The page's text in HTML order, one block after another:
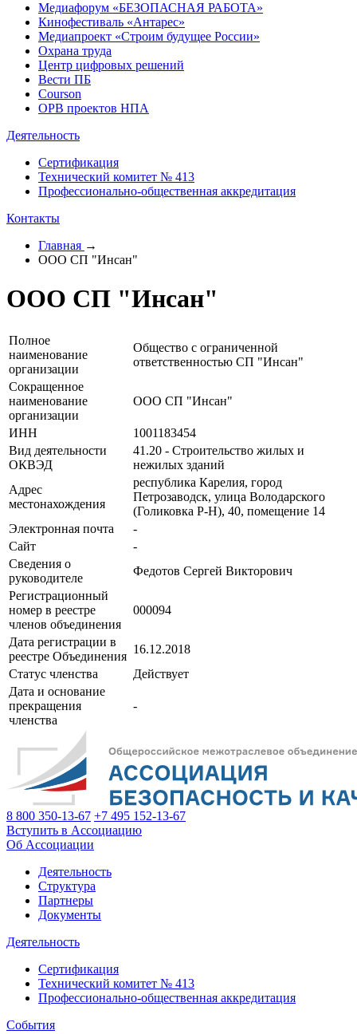
Медиафорум «БЕЗОПАСНАЯ РАБОТА»
Кинофестиваль «Антарес»
Медиапроект «Строим будущее России»
Охрана труда
Центр цифровых решений
Вести ПБ
Courson
ОРВ проектов НПА
Деятельность
Сертификация
Технический комитет № 413
Профессионально-общественная аккредитация
Контакты
Главная →
ООО СП "Инсан"
ООО СП "Инсан"
Полное
наименование
организации
Общество с ограниченной
ответственностью СП "Инсан"
Сокращенное
наименование
организации
ООО СП "Инсан"
ИНН
1001183454
Вид деятельности
ОКВЭД
41.20 - Строительство жилых и
нежилых зданий
Адрес
местонахождения
республика Карелия, город
Петрозаводск, улица Володарского
(Голиковка Р-Н), 40, помещение 14
Электронная почта
-
Сайт
-
Сведения о
руководителе
Федотов Сергей Викторович
Регистрационный
номер в реестре
членов объединения
000094
Дата регистрации в
реестре Объединения
16.12.2018
Статус членства
Действует
Дата и основание
прекращения
членства
-
8 800 350-13-67 +7 495 152-13-67
Вступить в Ассоциацию
Об Ассоциации
Деятельность
Структура
Партнеры
Документы
Деятельность
Сертификация
Технический комитет № 413
Профессионально-общественная аккредитация
События